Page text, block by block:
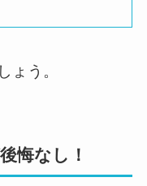
ょう。
悔なし！